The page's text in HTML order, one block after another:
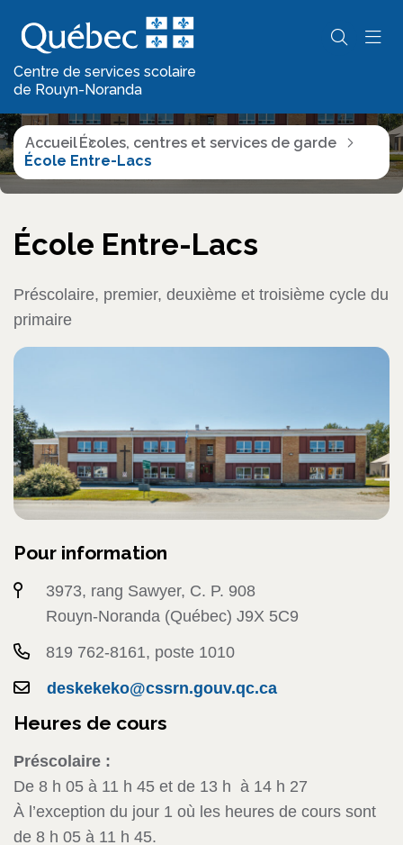
Centre de services scolaire
de Rouyn-Noranda
Écoles, centres et
services de garde
Accueil Écoles, centres et services de garde
École Entre-Lacs
École Entre-Lacs
Préscolaire, premier, deuxième et troisième cycle du
primaire
Pour information
3973, rang Sawyer, C. P. 908
Rouyn-Noranda (Québec) J9X 5C9
819 762-8161, poste 1010
deskekeko@cssrn.gouv.qc.ca
Heures de cours
Préscolaire :
De 8 h 05 à 11 h 45 et de 13 h à 14 h 27
À l’exception du jour 1 où les heures de cours sont
de 8 h 05 à 11 h 45.